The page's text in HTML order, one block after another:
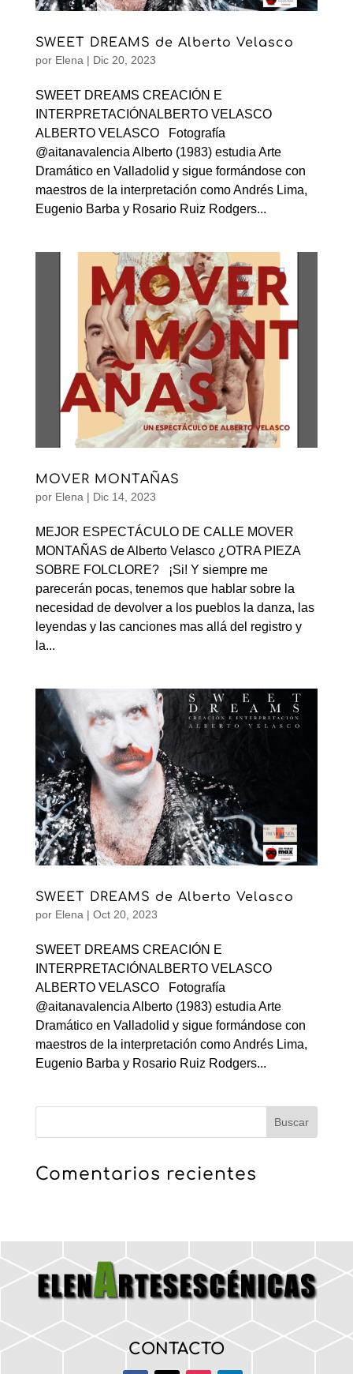
SWEET DREAMS de Alberto Velasco
por Elena | Dic 20, 2023
SWEET DREAMS CREACIÓN E
INTERPRETACIÓNALBERTO VELASCO
ALBERTO VELASCO Fotografía
@aitanavalencia Alberto (1983) estudia Arte
Dramático en Valladolid y sigue formándose con
maestros de la interpretación como Andrés Lima,
Eugenio Barba y Rosario Ruiz Rodgers...
MOVER MONTAÑAS
por Elena | Dic 14, 2023
MEJOR ESPECTÁCULO DE CALLE MOVER
MONTAÑAS de Alberto Velasco ¿OTRA PIEZA
SOBRE FOLCLORE? ¡Si! Y siempre me
parecerán pocas, tenemos que hablar sobre la
necesidad de devolver a los pueblos la danza, las
leyendas y las canciones mas allá del registro y
la...
SWEET DREAMS de Alberto Velasco
por Elena | Oct 20, 2023
SWEET DREAMS CREACIÓN E
INTERPRETACIÓNALBERTO VELASCO
ALBERTO VELASCO Fotografía
@aitanavalencia Alberto (1983) estudia Arte
Dramático en Valladolid y sigue formándose con
maestros de la interpretación como Andrés Lima,
Eugenio Barba y Rosario Ruiz Rodgers...
Comentarios recientes
CONTACTO